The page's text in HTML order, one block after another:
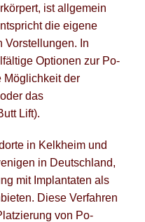
Blog
Suche
ist allgemein
die eigene
Vorstellungen. In
Optionen zur Po-
Möglichkeit der
das
Lift).
in Kelkheim und
in Deutschland,
mit Implantaten als
Diese Verfahren
von Po-